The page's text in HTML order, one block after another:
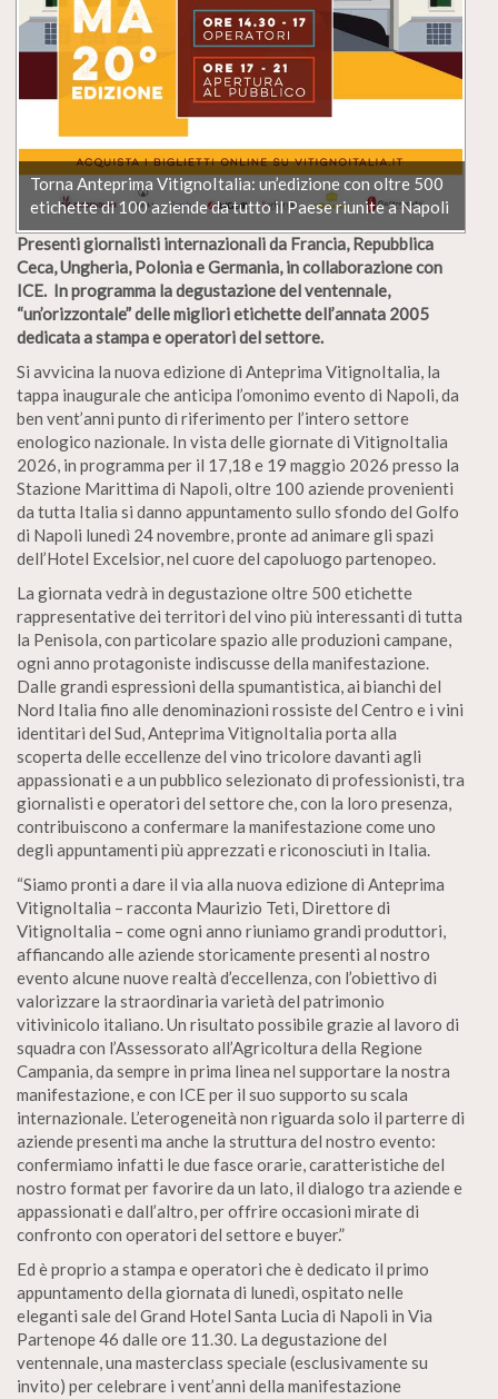
Torna Anteprima VitignoItalia: un’edizione con oltre 500
etichette di 100 aziende da tutto il Paese riunite a Napoli
Presenti giornalisti internazionali da Francia, Repubblica
Ceca, Ungheria, Polonia e Germania, in collaborazione con
ICE. In programma la degustazione del ventennale,
“un’orizzontale” delle migliori etichette dell’annata 2005
dedicata a stampa e operatori del settore.
Si avvicina la nuova edizione di Anteprima VitignoItalia, la
tappa inaugurale che anticipa l’omonimo evento di Napoli, da
ben vent’anni punto di riferimento per l’intero settore
enologico nazionale. In vista delle giornate di VitignoItalia
2026, in programma per il 17,18 e 19 maggio 2026 presso la
Stazione Marittima di Napoli, oltre 100 aziende provenienti
da tutta Italia si danno appuntamento sullo sfondo del Golfo
di Napoli lunedì 24 novembre, pronte ad animare gli spazi
dell’Hotel Excelsior, nel cuore del capoluogo partenopeo.
La giornata vedrà in degustazione oltre 500 etichette
rappresentative dei territori del vino più interessanti di tutta
la Penisola, con particolare spazio alle produzioni campane,
ogni anno protagoniste indiscusse della manifestazione.
Dalle grandi espressioni della spumantistica, ai bianchi del
Nord Italia fino alle denominazioni rossiste del Centro e i vini
identitari del Sud, Anteprima VitignoItalia porta alla
scoperta delle eccellenze del vino tricolore davanti agli
appassionati e a un pubblico selezionato di professionisti, tra
giornalisti e operatori del settore che, con la loro presenza,
contribuiscono a confermare la manifestazione come uno
degli appuntamenti più apprezzati e riconosciuti in Italia.
“Siamo pronti a dare il via alla nuova edizione di Anteprima
VitignoItalia – racconta Maurizio Teti, Direttore di
VitignoItalia – come ogni anno riuniamo grandi produttori,
affiancando alle aziende storicamente presenti al nostro
evento alcune nuove realtà d’eccellenza, con l’obiettivo di
valorizzare la straordinaria varietà del patrimonio
vitivinicolo italiano. Un risultato possibile grazie al lavoro di
squadra con l’Assessorato all’Agricoltura della Regione
Campania, da sempre in prima linea nel supportare la nostra
manifestazione, e con ICE per il suo supporto su scala
internazionale. L’eterogeneità non riguarda solo il parterre di
aziende presenti ma anche la struttura del nostro evento:
confermiamo infatti le due fasce orarie, caratteristiche del
nostro format per favorire da un lato, il dialogo tra aziende e
appassionati e dall’altro, per offrire occasioni mirate di
confronto con operatori del settore e buyer.”
Ed è proprio a stampa e operatori che è dedicato il primo
appuntamento della giornata di lunedì, ospitato nelle
eleganti sale del Grand Hotel Santa Lucia di Napoli in Via
Partenope 46 dalle ore 11.30. La degustazione del
ventennale, una masterclass speciale (esclusivamente su
invito) per celebrare i vent’anni della manifestazione